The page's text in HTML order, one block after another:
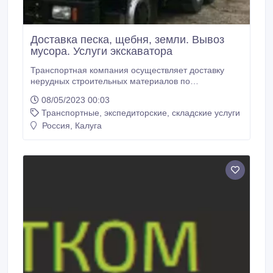
Доставка песка, щебня, земли. Вывоз
мусора. Услуги экскаватора
Транспортная компания осуществляет доставку
нерудных строительных материалов по
материалы: - песок карьерный, речной, - щебень
известняковый любой фракции, гравийный - 5/20,
20/40, - земля плодородная, торф, навоз, - вывоз
погрузчика, - услуги гусеничного экскаватора.
08/05/2023 00:03
Транспортные, экспедиторские, складские услуги
Россия, Калуга